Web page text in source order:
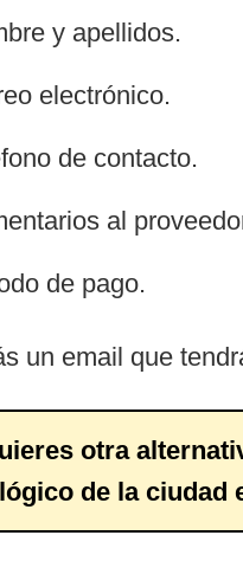
y apellidos.
electrónico.
de contacto.
al
de pago.
un email que
otra
de la ciudad